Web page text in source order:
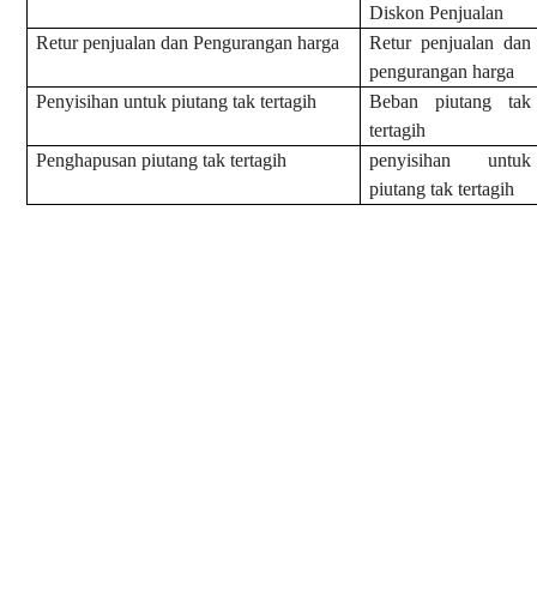
Diskon Penjualan
Retur penjualan dan Pengurangan harga
Retur penjualan dan
pengurangan harga
Penyisihan untuk piutang tak tertagih
Beban piutang tak
tertagih
Penghapusan piutang tak tertagih
penyisihan untuk
piutang tak tertagih